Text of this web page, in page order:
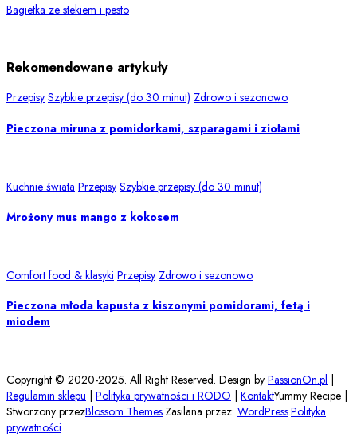
Bagietka ze stekiem i pesto
Rekomendowane artykuły
Przepisy Szybkie przepisy (do 30 minut) Zdrowo i sezonowo
Pieczona miruna z pomidorkami, szparagami i ziołami
Kuchnie świata Przepisy Szybkie przepisy (do 30 minut)
Mrożony mus mango z kokosem
Comfort food & klasyki Przepisy Zdrowo i sezonowo
Pieczona młoda kapusta z kiszonymi pomidorami, fetą i
miodem
Copyright © 2020-2025. All Right Reserved. Design by PassionOn.pl |
Regulamin sklepu | Polityka prywatności i RODO | KontaktYummy Recipe |
Stworzony przezBlossom Themes.Zasilana przez: WordPress.Polityka
prywatności